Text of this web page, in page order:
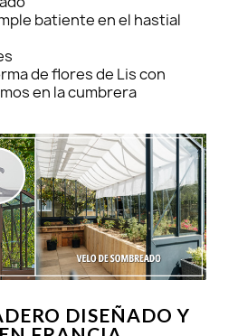
batiente en el hastial
de flores de Lis con
en la cumbrera
DISEÑADO Y